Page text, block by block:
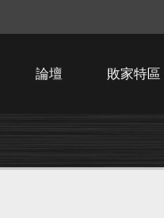
論壇 敗家特區